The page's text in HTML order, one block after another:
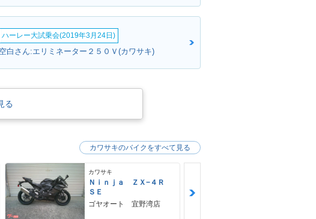
ハーレー大試乗会(2019年3月24日)
空白さん:エリミネーター２５０Ｖ(カワサキ)
る
カワサキ
Ｎｉｎｊａ ＺＸ−４Ｒ
ＳＥ
ゴヤオート 宜野湾店
カワサキのバイクをすべて見る